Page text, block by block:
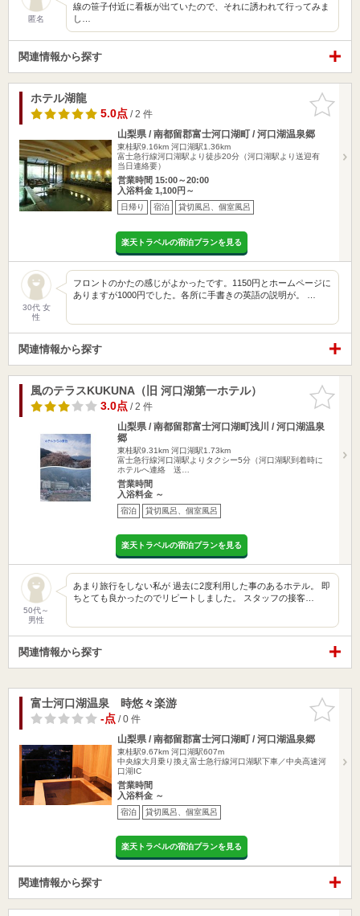
匿名
線の笹子付近に看板が出ていたので、それに誘われて行ってみま
し…
関連情報から探す
お気に入
りに追加
ホテル湖龍
5.0点/ 2 件
山梨県 / 南都留郡富士河口湖町 / 河口湖温泉郷
東桂駅9.16km 河口湖駅1.36km
富士急行線河口湖駅より徒歩20分（河口湖駅より送迎有
当日連絡要）
営業時間 15:00～20:00
入浴料金 1,100円～
日帰り 宿泊 貸切風呂、個室風呂
楽天トラベルの宿泊プランを見る
30代 女
性
フロントのかたの感じがよかったです。1150円とホームページに
ありますが1000円でした。各所に手書きの英語の説明が。 …
関連情報から探す
お気に入
りに追加
風のテラスKUKUNA（旧 河口湖第一ホテル）
3.0点/ 2 件
山梨県 / 南都留郡富士河口湖町浅川 / 河口湖温泉
郷
東桂駅9.31km 河口湖駅1.73km
富士急行線河口湖駅よりタクシー5分（河口湖駅到着時に
ホテルへ連絡 送…
営業時間
入浴料金 ～
宿泊 貸切風呂、個室風呂
楽天トラベルの宿泊プランを見る
50代～
男性
あまり旅行をしない私が 過去に2度利用した事のあるホテル。 即
ちとても良かったのでリピートしました。 スタッフの接客…
関連情報から探す
お気に入
りに追加
富士河口湖温泉 時悠々楽游
-点/ 0 件
山梨県 / 南都留郡富士河口湖町 / 河口湖温泉郷
東桂駅9.67km 河口湖駅607m
中央線大月乗り換え富士急行線河口湖駅下車／中央高速河
口湖IC
営業時間
入浴料金 ～
宿泊 貸切風呂、個室風呂
楽天トラベルの宿泊プランを見る
関連情報から探す